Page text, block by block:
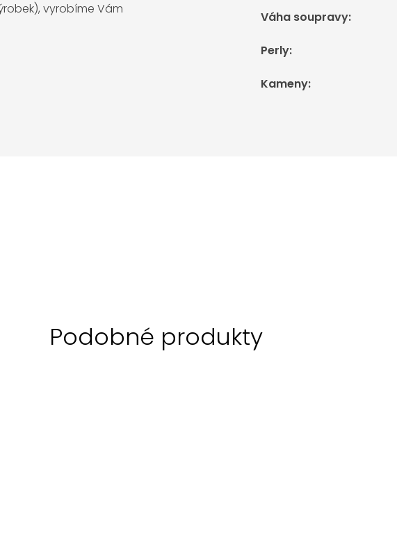
vyrobíme Vám
Váha soupravy:
Perly:
Kameny: